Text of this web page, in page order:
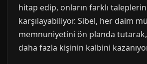
hitap edip, onların farklı
karşılayabiliyor. Sibel, her daim
memnuniyetini ön planda
daha fazla kişinin kalbini